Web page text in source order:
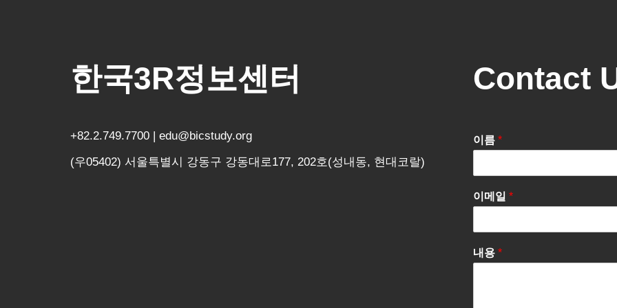
한국3R정보센터
+82.2.749.7700 | edu@bicstudy.org
(우05402) 서울특별시 강동구 강동대로177, 202호(성내동, 현대코랄)
Contact
이름 *
이메일 *
내용 *